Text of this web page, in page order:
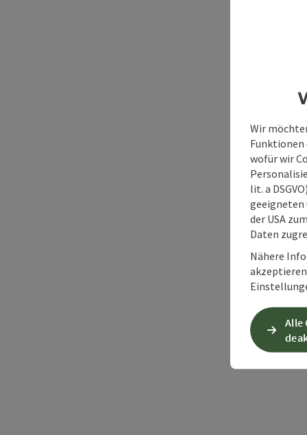
Wir
Funktionen
wofür wir
lit. a
geeigneten
der USA
Daten
Nähere
akzeptieren
Alle